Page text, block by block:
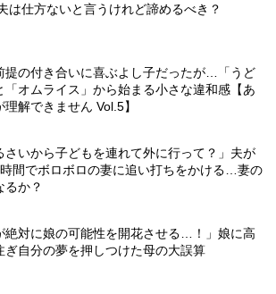
は仕方ないと言うけれど諦めるべき？
提の付き合いに喜ぶよし子だったが…「うど
「オムライス」から始まる小さな違和感【あ
理解できません Vol.5】
さいから子どもを連れて外に行って？」夫が
間でボロボロの妻に追い打ちをかける…妻の
るか？
絶対に娘の可能性を開花させる…！」娘に高
ぎ自分の夢を押しつけた母の大誤算